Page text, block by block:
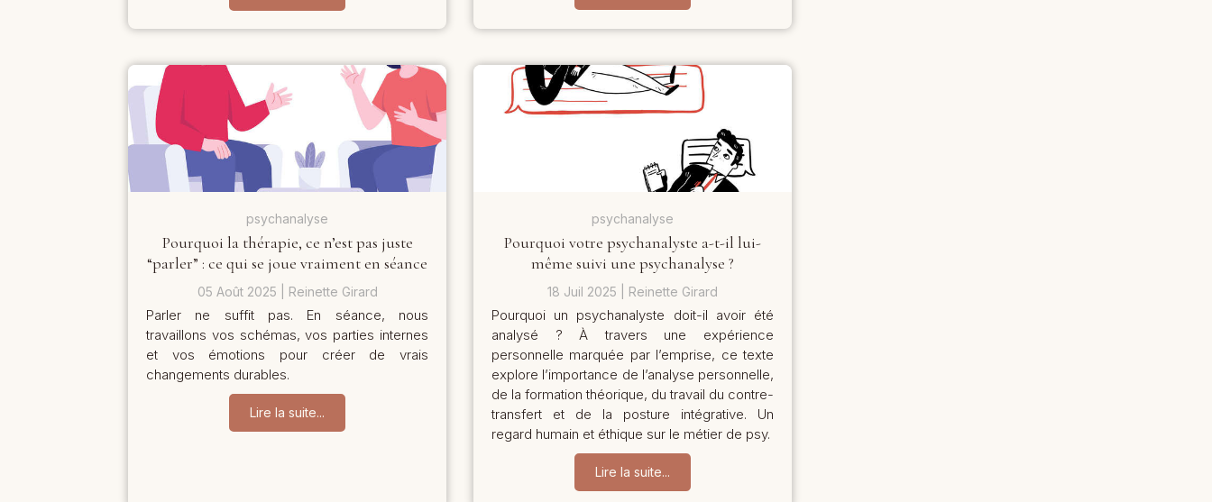
psychanalyse
Pourquoi la thérapie, ce n’est pas juste
“parler” : ce qui se joue vraiment en séance
05 Août 2025 Reinette Girard
Parler ne suffit pas. En séance, nous
travaillons vos schémas, vos parties internes
et vos émotions pour créer de vrais
changements durables.
Lire la suite...
psychanalyse
Pourquoi votre psychanalyste a-t-il lui-
même suivi une psychanalyse ?
18 Juil 2025 Reinette Girard
Pourquoi un psychanalyste doit-il avoir été
analysé ? À travers une expérience
personnelle marquée par l’emprise, ce texte
explore l’importance de l’analyse personnelle,
de la formation théorique, du travail du contre-
transfert et de la posture intégrative. Un
regard humain et éthique sur le métier de psy.
Lire la suite...